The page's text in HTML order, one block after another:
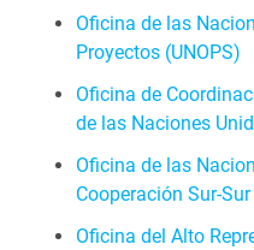
Oficina de las
Proyectos (UNOPS)
Oficina de
de las Naciones
Oficina de las
Cooperación
Oficina del Alto